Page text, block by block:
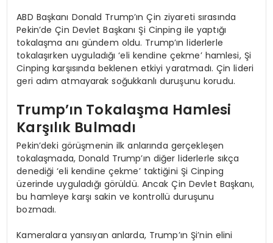
ABD Başkanı Donald Trump’ın Çin ziyareti sırasında
Pekin’de Çin Devlet Başkanı Şi Cinping ile yaptığı
tokalaşma anı gündem oldu. Trump’ın liderlerle
tokalaşırken uyguladığı ‘eli kendine çekme’ hamlesi, Şi
Cinping karşısında beklenen etkiyi yaratmadı. Çin lideri
geri adım atmayarak soğukkanlı duruşunu korudu.
Trump’ın Tokalaşma Hamlesi
Karşılık Bulmadı
Pekin’deki görüşmenin ilk anlarında gerçekleşen
tokalaşmada, Donald Trump’ın diğer liderlerle sıkça
denediği ‘eli kendine çekme’ taktiğini Şi Cinping
üzerinde uyguladığı görüldü. Ancak Çin Devlet Başkanı,
bu hamleye karşı sakin ve kontrollü duruşunu
bozmadı.
Kameralara yansıyan anlarda, Trump’ın Şi’nin elini